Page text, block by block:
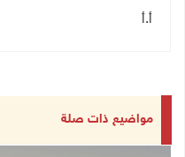
أ.أ
مواضيع ذات صلة